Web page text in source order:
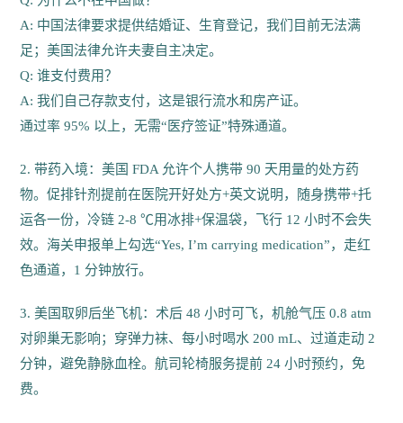
A: 中国法律要求提供结婚证、生育登记，我们目前无法满
足；美国法律允许夫妻自主决定。
Q: 谁支付费用？
A: 我们自己存款支付，这是银行流水和房产证。
通过率 95% 以上，无需“医疗签证”特殊通道。
2. 带药入境：美国 FDA 允许个人携带 90 天用量的处方药
物。促排针剂提前在医院开好处方+英文说明，随身携带+托
运各一份，冷链 2-8 ℃用冰排+保温袋，飞行 12 小时不会失
效。海关申报单上勾选“Yes, I’m carrying medication”，走红
色通道，1 分钟放行。
3. 美国取卵后坐飞机：术后 48 小时可飞，机舱气压 0.8 atm
对卵巢无影响；穿弹力袜、每小时喝水 200 mL、过道走动 2
分钟，避免静脉血栓。航司轮椅服务提前 24 小时预约，免
费。